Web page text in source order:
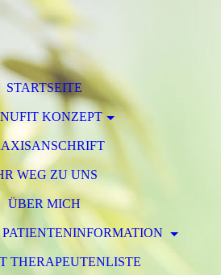
STARTSEITE
KONZEPT
WEG ZU UNS
ÜBER MICH
THERAPEUTENLISTE